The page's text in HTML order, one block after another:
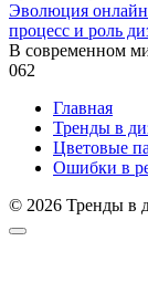
Эволюция
процесс и роль
В современном
062
Главная
Тренды в
Цветовые
Ошибки в
© 2026 Тренды в